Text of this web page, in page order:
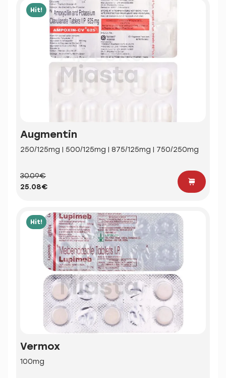
Hit!
Augmentin
250/125mg | 500/125mg | 875/125mg | 750/250mg
30.09€
25.08€
Hit!
Vermox
100mg